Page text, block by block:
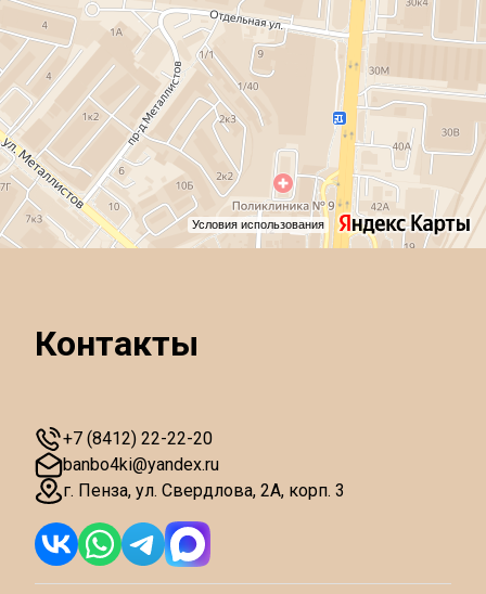
Условия использования
Контакты
+7 (8412) 22-22-20
banbo4ki@yandex.ru
г. Пенза, ул. Свердлова, 2А, корп. 3